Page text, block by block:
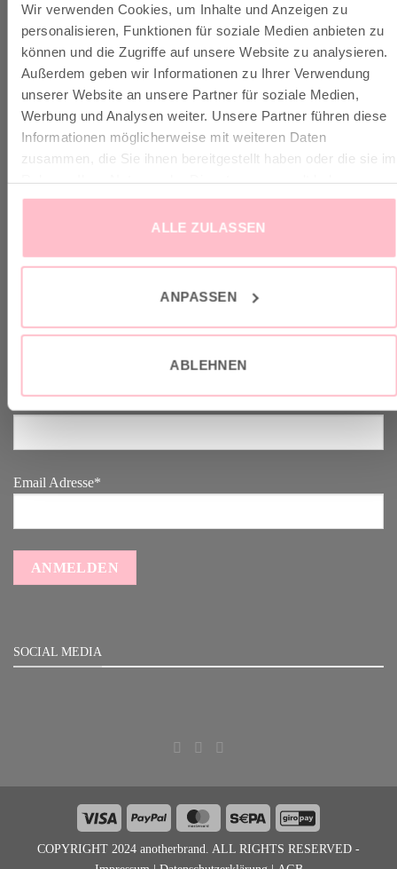
Wir verwenden Cookies, um Inhalte und Anzeigen zu
personalisieren, Funktionen für soziale Medien anbieten zu
können und die Zugriffe auf unsere Website zu analysieren.
Außerdem geben wir Informationen zu Ihrer Verwendung
unserer Website an unsere Partner für soziale Medien,
Werbung und Analysen weiter. Unsere Partner führen diese
Informationen möglicherweise mit weiteren Daten
zusammen, die Sie ihnen bereitgestellt haben oder die sie im
ALLE ZULASSEN
ANPASSEN
ABLEHNEN
VERSAND & INFO
✓ Versandkostenfrei ab 149€
✓ Klimaneutraler Versand mit DHL / GoGreen
✓Lieferun gund Retoure
VERTRAG WIDERRUFEN
deinem nächsten Einkauf. YEAH!
Email Adresse*
SOCIAL MEDIA
Visa PayPal MasterCard Sepa GiroPay
COPYRIGHT 2024 anotherbrand. ALL RIGHTS RESERVED -